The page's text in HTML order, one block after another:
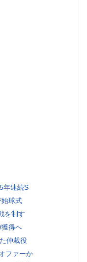
年連続S
球式
を制す
得へ
仲裁役
ファーか